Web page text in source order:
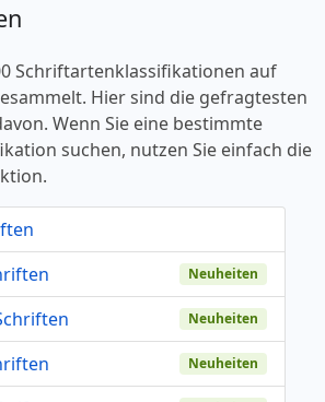
Schriftartenklassifikationen auf
Hier sind die gefragtesten
Wenn Sie eine bestimmte
suchen, nutzen Sie einfach die
Neuheiten
Neuheiten
Neuheiten